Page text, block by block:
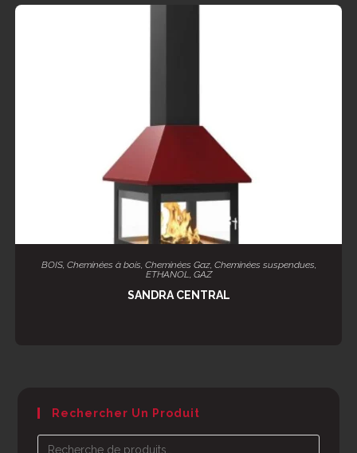
LIRE LA SUITE
BOIS, Cheminées à bois, Cheminées Gaz, Cheminées suspendues,
ETHANOL, GAZ
SANDRA CENTRAL
Rechercher Un Produit